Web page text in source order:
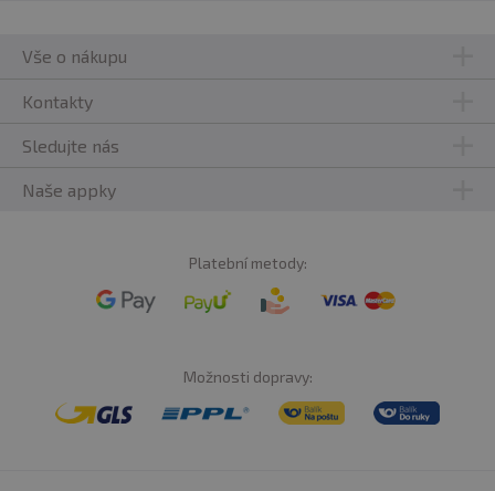
Vše o nákupu
Kontakty
Sledujte nás
Naše appky
Platební metody:
Možnosti dopravy: